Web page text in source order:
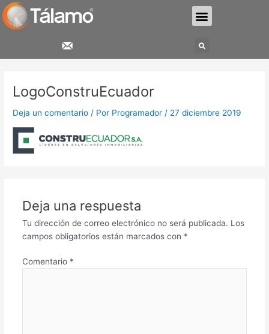
al
contenido
Menu
Search
LogoConstruEcuador
Deja un comentario / Por Programador / 27 diciembre 2019
Deja una respuesta
Tu dirección de correo electrónico no será publicada. Los
campos obligatorios están marcados con *
Comentario *